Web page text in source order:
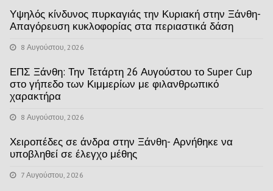
Υψηλός κίνδυνος πυρκαγιάς την Κυριακή στην Ξάνθη-
Απαγόρευση κυκλοφορίας στα περιαστικά δάση
8 Αυγούστου, 2026
ΕΠΣ Ξάνθη: Την Τετάρτη 26 Αυγούστου το Super Cup
στο γήπεδο των Κιμμερίων με φιλανθρωπικό
χαρακτήρα
8 Αυγούστου, 2026
Χειροπέδες σε άνδρα στην Ξάνθη- Αρνήθηκε να
υποβληθεί σε έλεγχο μέθης
7 Αυγούστου, 2026